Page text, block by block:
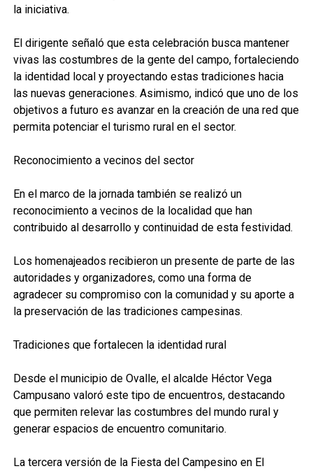
la iniciativa.
El dirigente señaló que esta celebración busca mantener
vivas las costumbres de la gente del campo, fortaleciendo
la identidad local y proyectando estas tradiciones hacia
las nuevas generaciones. Asimismo, indicó que uno de los
objetivos a futuro es avanzar en la creación de una red que
permita potenciar el turismo rural en el sector.
Reconocimiento a vecinos del sector
En el marco de la jornada también se realizó un
reconocimiento a vecinos de la localidad que han
contribuido al desarrollo y continuidad de esta festividad.
Los homenajeados recibieron un presente de parte de las
autoridades y organizadores, como una forma de
agradecer su compromiso con la comunidad y su aporte a
la preservación de las tradiciones campesinas.
Tradiciones que fortalecen la identidad rural
Desde el municipio de Ovalle, el alcalde Héctor Vega
Campusano valoró este tipo de encuentros, destacando
que permiten relevar las costumbres del mundo rural y
generar espacios de encuentro comunitario.
La tercera versión de la Fiesta del Campesino en El